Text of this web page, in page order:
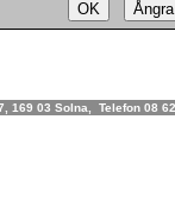
03 Solna, Telefon 08